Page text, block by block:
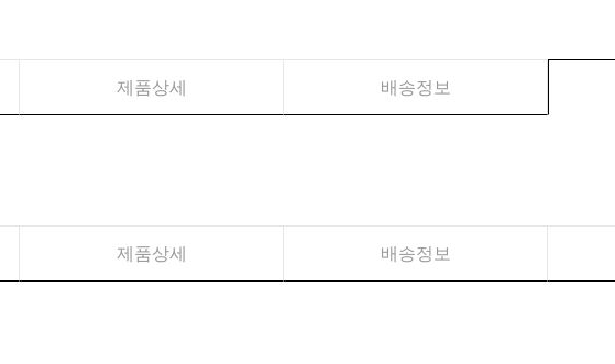
제품상세 배송정보
제품상세 배송정보